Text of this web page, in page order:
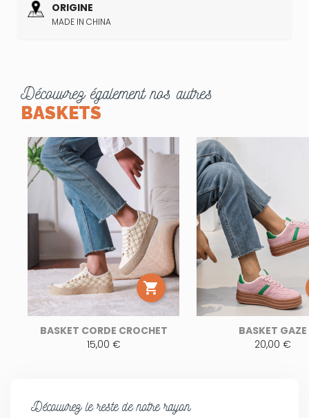
ORIGINE
MADE IN CHINA
Découvrez également nos autres
BASKETS

BASKET CORDE CROCHET
15,00 €
BASKET GAZE
20,00 €
Découvrez le reste de notre rayon